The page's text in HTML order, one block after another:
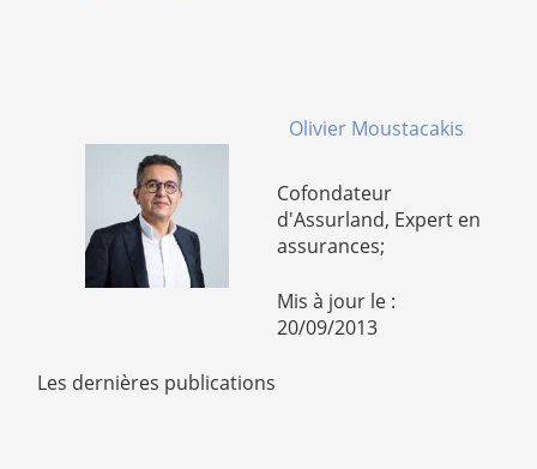
Olivier Moustacakis
Cofondateur
d'Assurland, Expert en
assurances;
Mis à jour le :
20/09/2013
Les dernières publications